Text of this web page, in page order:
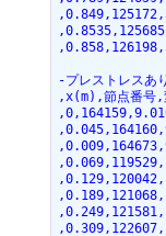
-プレストレスあ
,x(m),節点番号,